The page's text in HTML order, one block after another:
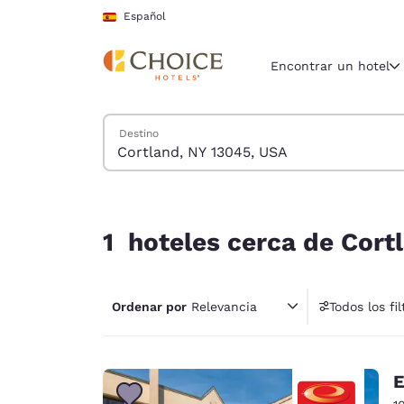
Saltar A Contenido Principal
Español
Región y
América
English
Encontrar un hotel
Buscar hoteles
Destino
1 hoteles cerca de
Ordenar por Relevancia Todos los
1